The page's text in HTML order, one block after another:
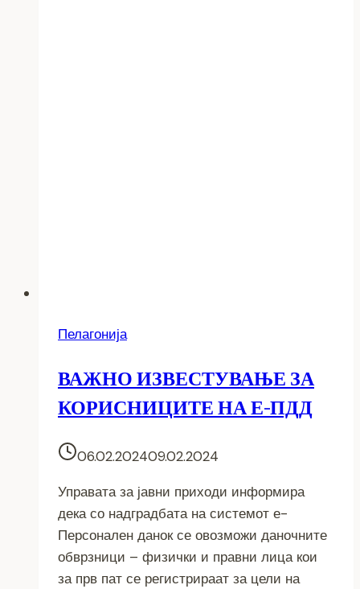
Пелагонија
ВАЖНО ИЗВЕСТУВАЊЕ ЗА
КОРИСНИЦИТЕ НА Е-ПДД
06.02.202409.02.2024
Управата за јавни приходи информира
дека со надградбата на системот е-
Персонален данок се овозможи даночните
обврзници – физички и правни лица кои
за прв пат се регистрираат за цели на